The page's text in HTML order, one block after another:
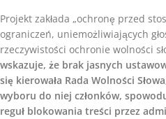
Projekt zakłada „ochronę przed
ograniczeń, uniemożliwiających
rzeczywistości ochronie wolności
wskazuje, że brak jasnych
się kierowała Rada Wolności
wyboru do niej członków,
reguł blokowania treści przez